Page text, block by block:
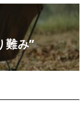
難み”